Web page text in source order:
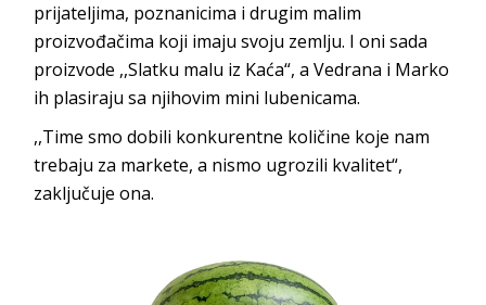
prijateljima, poznanicima i drugim malim
proizvođačima koji imaju svoju zemlju. I oni sada
proizvode ,,Slatku malu iz Kaća“, a Vedrana i Marko
ih plasiraju sa njihovim mini lubenicama.
,,Time smo dobili konkurentne količine koje nam
trebaju za markete, a nismo ugrozili kvalitet“,
zaključuje ona.